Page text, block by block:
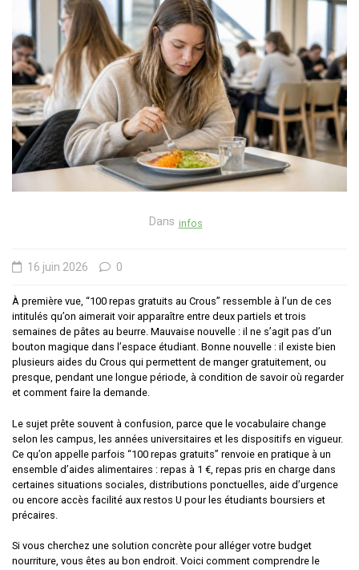
Dans infos
16 juin 2026 0
À première vue, “100 repas gratuits au Crous” ressemble à l’un de ces
intitulés qu’on aimerait voir apparaître entre deux partiels et trois
semaines de pâtes au beurre. Mauvaise nouvelle : il ne s’agit pas d’un
bouton magique dans l’espace étudiant. Bonne nouvelle : il existe bien
plusieurs aides du Crous qui permettent de manger gratuitement, ou
presque, pendant une longue période, à condition de savoir où regarder
et comment faire la demande.
Le sujet prête souvent à confusion, parce que le vocabulaire change
selon les campus, les années universitaires et les dispositifs en vigueur.
Ce qu’on appelle parfois “100 repas gratuits” renvoie en pratique à un
ensemble d’aides alimentaires : repas à 1 €, repas pris en charge dans
certaines situations sociales, distributions ponctuelles, aide d’urgence
ou encore accès facilité aux restos U pour les étudiants boursiers et
précaires.
Si vous cherchez une solution concrète pour alléger votre budget
nourriture, vous êtes au bon endroit. Voici comment comprendre le